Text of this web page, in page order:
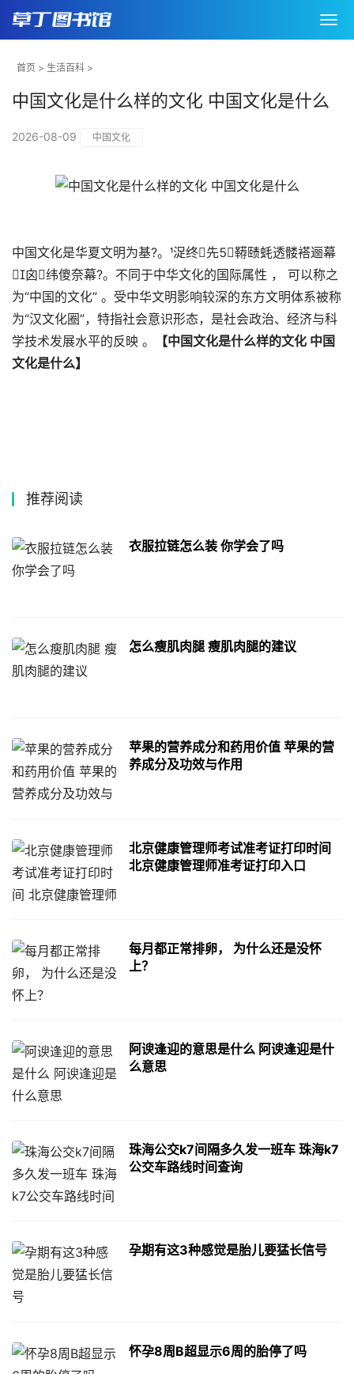
首页 > 生活百科 >
中国文化是什么样的文化 中国文化是什么
2026-08-09 中国文化
中国文化是华夏文明为基?。浞终先鞯赜蚝透髅褡逦幕
囟纬傻奈幕?。不同于中华文化的国际属性 ， 可以称之
为“中国的文化” 。受中华文明影响较深的东方文明体系被称
为“汉文化圈”，特指社会意识形态，是社会政治、经济与科
学技术发展水平的反映 。
【中国文化是什么样的文化 中国
文化是什么】
推荐阅读
衣服拉链怎么装 你学会了吗
怎么瘦肌肉腿 瘦肌肉腿的建议
苹果的营养成分和药用价值 苹果的营
养成分及功效与作用
北京健康管理师考试准考证打印时间
北京健康管理师准考证打印入口
每月都正常排卵， 为什么还是没怀
上？
阿谀逢迎的意思是什么 阿谀逢迎是什
么意思
珠海公交k7间隔多久发一班车 珠海k7
公交车路线时间查询
孕期有这3种感觉是胎儿要猛长信号
怀孕8周B超显示6周的胎停了吗